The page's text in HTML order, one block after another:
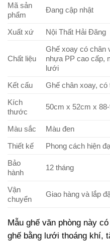
Mã sản
phẩm
Đang cập nhật
Xuất xứ Nội Thất Hải Đăng
Chất liệu
Ghế xoay có chân
nhựa PP cao cấp,
lưới
Kết cấu
Ghế chân xoay, có
Kích
thước
50cm x 52cm x
Màu sắc
Màu đen
Thiết kế
Phong cách hiện
Bảo
hành
12 tháng
Vận
chuyển
Giao hàng và lắp
Mẫu ghế văn phòng này
ghế bằng lưới thoáng khí,